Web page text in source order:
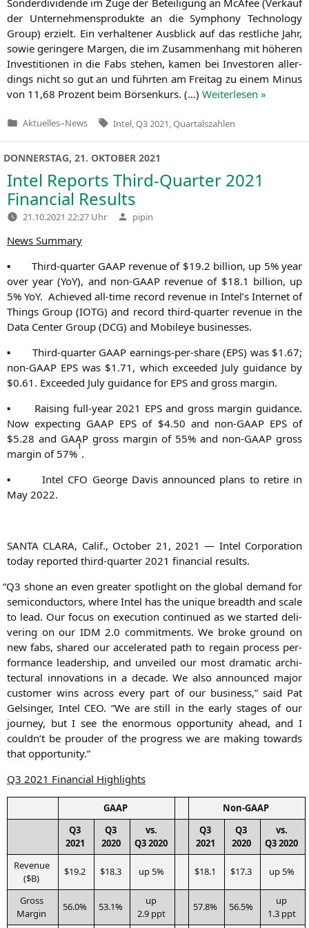
der Unter­neh­mens­pro­duk­te an die Sym­pho­ny Tech­no­lo­gy
Group) erzielt. Ein ver­hal­te­ner Aus­blick auf das rest­li­che Jahr,
sowie gerin­ge­re Mar­gen, die im Zusam­men­hang mit höhe­ren
Inves­ti­tio­nen in die Fabs ste­hen, kamen bei Inves­to­ren aller­
dings nicht so gut an und führ­ten am Frei­tag zu einem Minus
von 11,68 Pro­zent beim Bör­sen­kurs. (…) Wei­ter­le­sen »
Veröffentlicht
Aktuelles–News Tags:
Intel Q3 2021 Quartalszahlen
DONNERSTAG, 21. OKTOBER 2021
Intel Reports Third-Quarter 2021
Financial Results
21.10.2021 22:27 Uhr Verfasst
von
pipin
News Sum­ma­ry
▪ Third-quar­ter GAAPreve­nue of $19.2 bil­li­on, up 5% year
over year (YoY), and non-GAAP reve­nue of $18.1 bil­li­on, up
5% YoY. Achie­ved all-time record reve­nue in Intel’s Inter­net of
Things Group (IOTG) and record third-quar­ter reve­nue in the
Data Cen­ter Group (DCG) and Mobi­leye businesses.
▪ Third-quar­ter GAAP ear­nings-per-share (EPS) was $1.67;
non-GAAP EPS was $1.71, which excee­ded July gui­dance by
$0.61. Excee­ded July gui­dance for EPS and gross margin.
▪ Rai­sing full-year 2021 EPSand gross mar­gin gui­dance.
Now expec­ting GAAP EPS of $4.50 and non-GAAP EPSof
$5.28 and GAAP gross mar­gin of 55% and non-GAAP gross
mar­gin of 57%
1
.
▪ Intel CFO Geor­ge Davis announ­ced plans to reti­re in
May 2022.
SANTA CLARA, Calif., Octo­ber 21, 2021 — Intel Cor­po­ra­ti­on
today repor­ted third-quar­ter 2021 finan­cial results.
“Q3 sho­ne an even grea­ter spot­light on the glo­bal demand for
semi­con­duc­tors, whe­re Intel has the uni­que breadth and sca­le
to lead. Our focus on exe­cu­ti­on con­tin­ued as we star­ted deli­
ve­ring on our IDM 2.0 com­mit­ments. We bro­ke ground on
new fabs, shared our acce­le­ra­ted path to regain pro­cess per­
for­mance lea­der­ship, and unvei­led our most dra­ma­tic archi­
tec­tu­ral inno­va­tions in a deca­de. We also announ­ced major
cus­to­mer wins across every part of our busi­ness,” said Pat
Gel­sin­ger, Intel CEO. “We are still in the ear­ly stages of our
jour­ney, but I see the enorm­ous oppor­tu­ni­ty ahead, and I
couldn’t be prou­der of the pro­gress we are making towards
that opportunity.”
Q3 2021 Finan­cial Highlights
GAAP
Non-GAAP
Q3
2021
Q3
2020
vs.
Q32020
Q3
2021
Q3
2020
vs.
Q32020
Reve­nue
($B)
$19.2 $18.3 up 5% $18.1 $17.3 up 5%
Gross
Mar­gin
56.0% 53.1%
up
2.9 ppt
57.8% 56.5%
up
1.3 ppt